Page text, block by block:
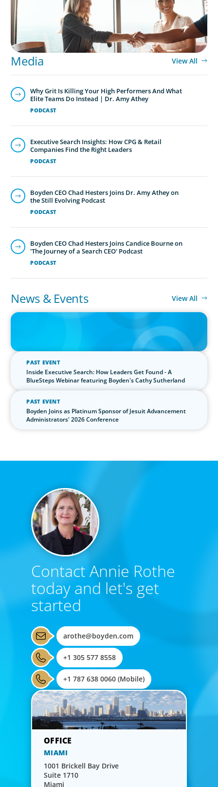
Media View All
PODCAST
Why Grit Is Killing Your High Performers And What
Elite Teams Do Instead | Dr. Amy Athey
PODCAST
Executive Search Insights: How CPG & Retail
Companies Find the Right Leaders
PODCAST
Boyden CEO Chad Hesters Joins Dr. Amy Athey on
the Still Evolving Podcast
PODCAST
Boyden CEO Chad Hesters Joins Candice Bourne on
'The Journey of a Search CEO' Podcast
News & Events View All
IN THE MEDIA
The $400,000 Chief of Staff Is the CEO’s Secret Weapon in the AI
PAST EVENT
Inside Executive Search: How Leaders Get Found - A
BlueSteps Webinar featuring Boyden's Cathy Sutherland
PAST EVENT
Boyden Joins as Platinum Sponsor of Jesuit Advancement
Administrators' 2026 Conference
Contact Annie Rothe
today and let's get
started
arothe@boyden.com
+1 305 577 8558
+1 787 638 0060 (Mobile)
MIAMI
1001 Brickell Bay Drive
Suite 1710
Miami